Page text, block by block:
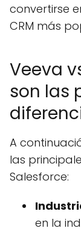
convertirse
CRM más
Veeva
son las
A
las
Salesforce:
en la